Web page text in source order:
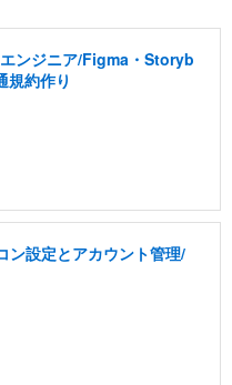
エンジニア/Figma・Storyb
規約作り
ン設定とアカウント管理/